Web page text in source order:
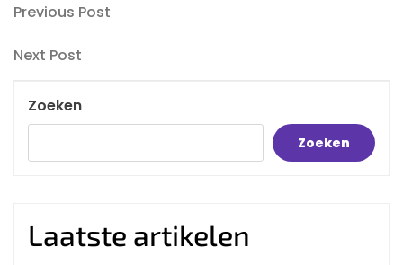
Bericht
navigatie
Previous
Previous Post
Next
Next Post
Zoeken
Zoeken
Laatste artikelen